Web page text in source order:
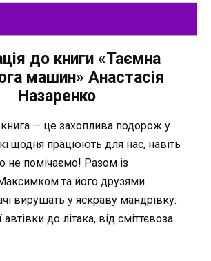
до книги «Таємна
машин» Анастасія
Назаренко
— це захоплива подорож у
щодня працюють для нас, навіть
не помічаємо! Разом із
та його друзями
вирушать у яскраву мандрівку:
до літака, від сміттєвоза